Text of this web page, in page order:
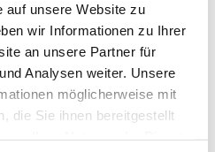
auf unsere Website zu
wir Informationen zu Ihrer
an unsere Partner für
Analysen weiter. Unsere
möglicherweise mit
die Sie ihnen bereitgestellt